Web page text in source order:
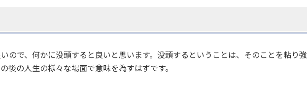
ので、何かに没頭すると良いと思います。没頭するということは、そのことを粘り
後の人生の様々な場面で意味を為すはずです。